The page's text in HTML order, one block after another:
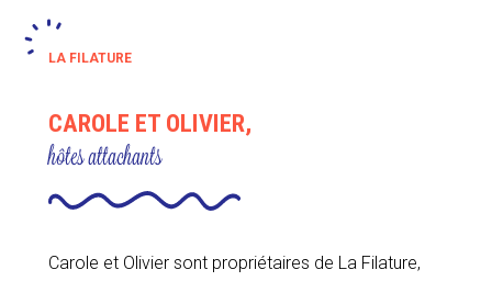
LA FILATURE
CAROLE ET OLIVIER,
hôtes attachants
Carole et Olivier sont propriétaires de La Filature,